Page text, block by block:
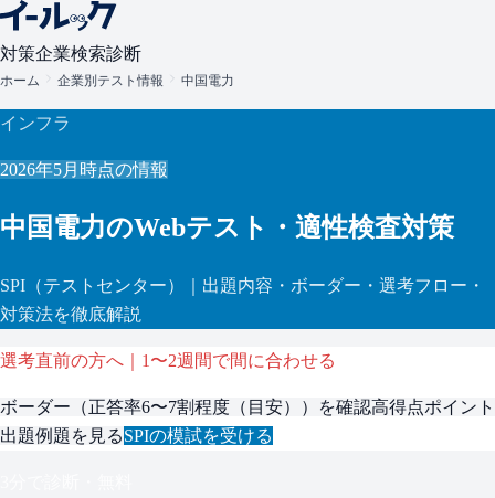
対策企業検索診断
ホーム 企業別テスト情報 中国電力
インフラ
2026年5月 時点の情報
中国電力のWebテスト・適性検査対策
SPI （テストセンター）
｜出題内容・ボーダー・選考フロー・
対策法を徹底解説
選考直前の方へ｜1〜2週間で間に合わせる
ボーダー（正答率6〜7割程度（目安） ）を確認高得点ポイント
出題例題を見るSPIの模試を受ける